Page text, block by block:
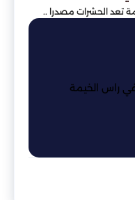
تعد الحشرات مصدرا ..